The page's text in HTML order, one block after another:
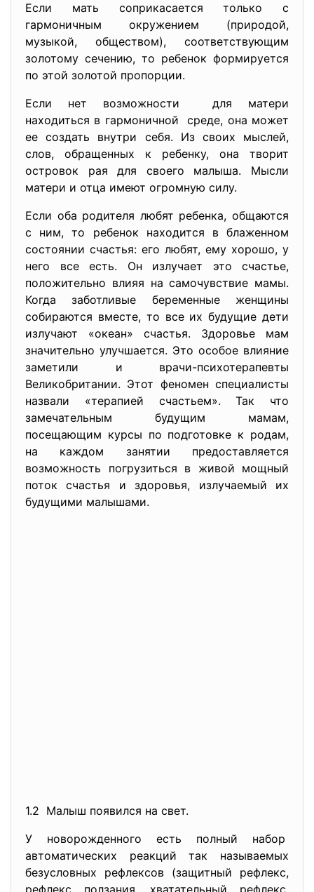
Если мать соприкасается только с
гармоничным окружением (природой,
музыкой, обществом), соответствующим
золотому сечению, то ребенок формируется
по этой золотой пропорции.
Если нет возможности для матери
находиться в гармоничной среде, она может
ее создать внутри себя. Из своих мыслей,
слов, обращенных к ребенку, она творит
островок рая для своего малыша. Мысли
матери и отца имеют огромную силу.
Если оба родителя любят ребенка, общаются
с ним, то ребенок находится в блаженном
состоянии счастья: его любят, ему хорошо, у
него все есть. Он излучает это счастье,
положительно влияя на самочувствие мамы.
Когда заботливые беременные женщины
собираются вместе, то все их будущие дети
излучают «океан» счастья. Здоровье мам
значительно улучшается. Это особое влияние
заметили и врачи-психотерапевты
Великобритании. Этот феномен специалисты
назвали «терапией счастьем». Так что
замечательным будущим мамам,
посещающим курсы по подготовке к родам,
на каждом занятии предоставляется
возможность погрузиться в живой мощный
поток счастья и здоровья, излучаемый их
будущими малышами.
1.2 Малыш появился на свет.
У новорожденного есть полный набор
автоматических реакций так называемых
безусловных рефлексов (защитный рефлекс,
рефлекс ползания, хватательный рефлекс,